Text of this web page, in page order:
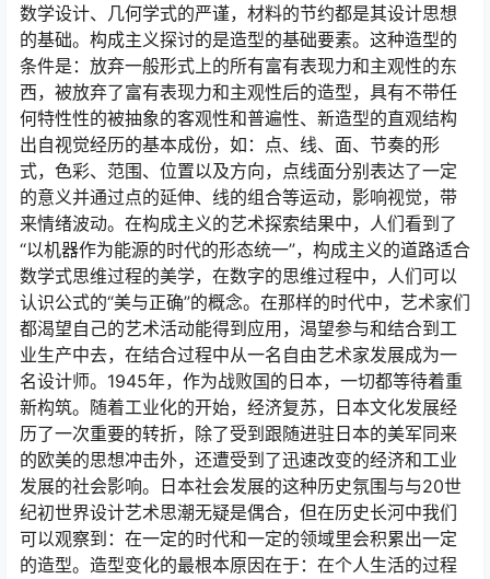
数学设计、几何学式的严谨，材料的节约都是其设计思想
的基础。构成主义探讨的是造型的基础要素。这种造型的
条件是：放弃一般形式上的所有富有表现力和主观性的东
西，被放弃了富有表现力和主观性后的造型，具有不带任
何特性性的被抽象的客观性和普遍性、新造型的直观结构
出自视觉经历的基本成份，如：点、线、面、节奏的形
式，色彩、范围、位置以及方向，点线面分别表达了一定
的意义并通过点的延伸、线的组合等运动，影响视觉，带
来情绪波动。在构成主义的艺术探索结果中，人们看到了
“以机器作为能源的时代的形态统一”，构成主义的道路适合
数学式思维过程的美学，在数字的思维过程中，人们可以
认识公式的“美与正确”的概念。在那样的时代中，艺术家们
都渴望自己的艺术活动能得到应用，渴望参与和结合到工
业生产中去，在结合过程中从一名自由艺术家发展成为一
名设计师。1945年，作为战败国的日本，一切都等待着重
新构筑。随着工业化的开始，经济复苏，日本文化发展经
历了一次重要的转折，除了受到跟随进驻日本的美军同来
的欧美的思想冲击外，还遭受到了迅速改变的经济和工业
发展的社会影响。日本社会发展的这种历史氛围与与20世
纪初世界设计艺术思潮无疑是偶合，但在历史长河中我们
可以观察到：在一定的时代和一定的领域里会积累出一定
的造型。造型变化的最根本原因在于：在个人生活的过程